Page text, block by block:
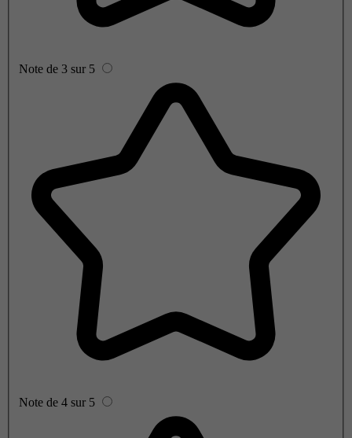
Note de 3 sur 5
Note de 4 sur 5